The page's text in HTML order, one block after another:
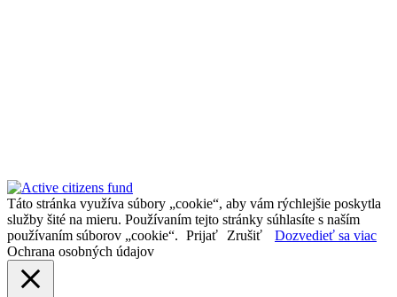
Táto stránka využíva súbory „cookie“, aby vám rýchlejšie poskytla
služby šité na mieru. Používaním tejto stránky súhlasíte s naším
používaním súborov „cookie“. Prijať Zrušiť
Dozvedieť sa viac
Ochrana osobných údajov